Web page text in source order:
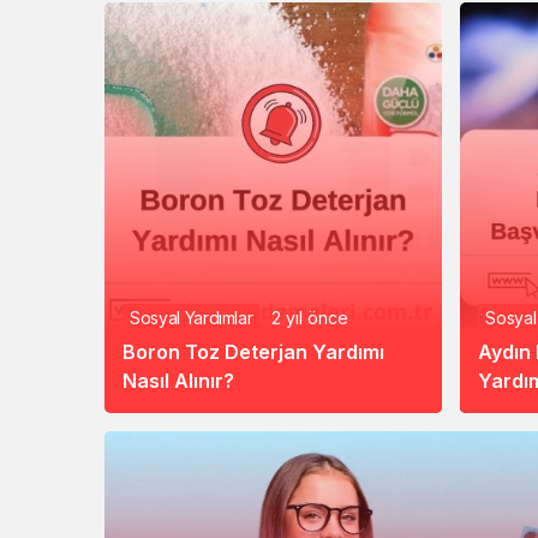
Sosyal Yardımlar 2 yıl önce
Boron Toz Deterjan Yardımı
Nasıl Alınır?
Sosyal